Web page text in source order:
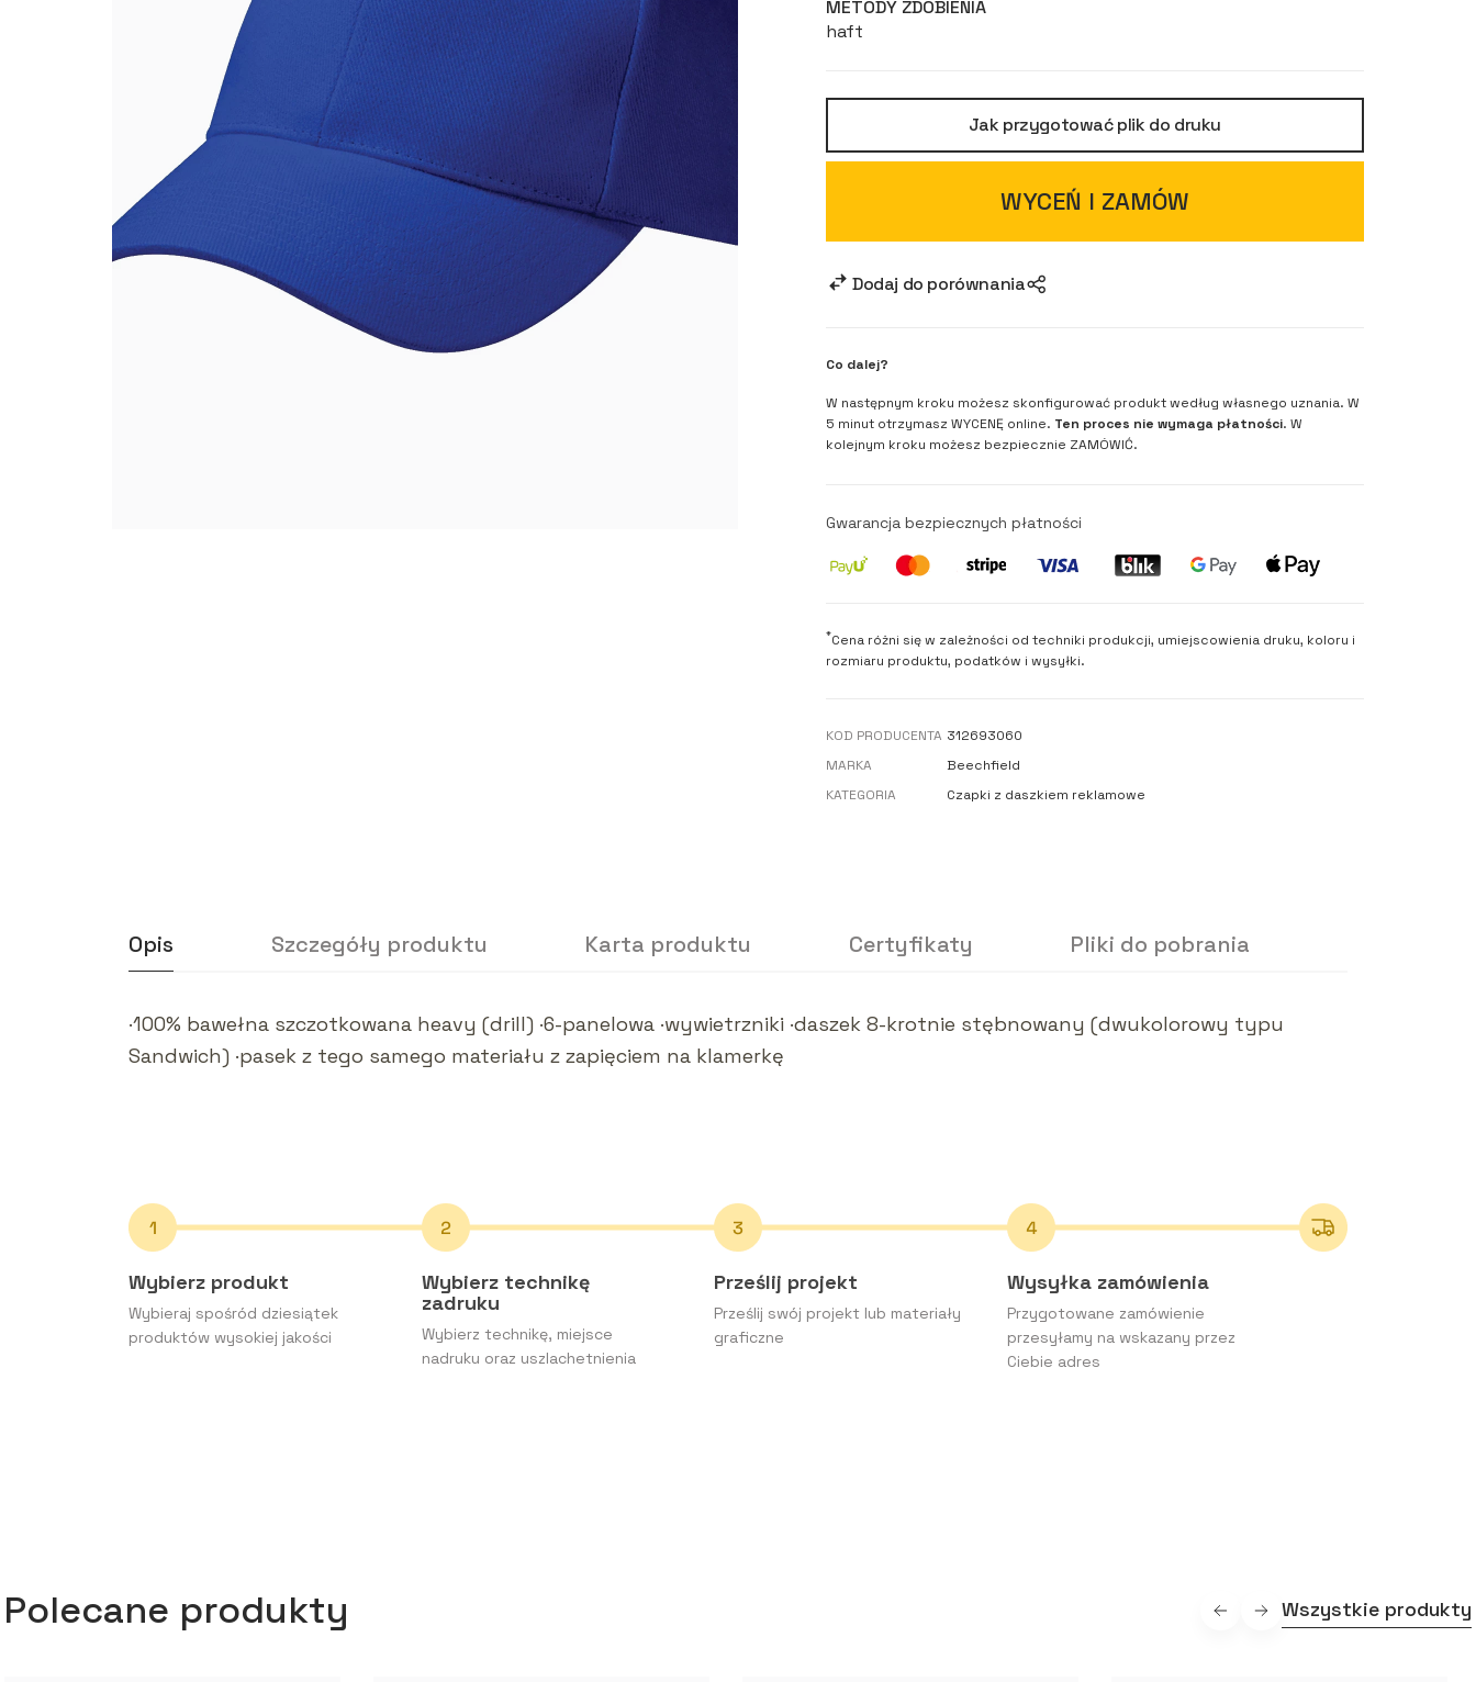
METODY ZDOBIENIA
haft
Jak przygotować plik do druku
WYCEŃ I ZAMÓW
Dodaj do porównania
Co dalej?
W następnym kroku możesz skonfigurować produkt według własnego uznania. W
5 minut otrzymasz WYCENĘ online. Ten proces nie wymaga płatności. W
kolejnym kroku możesz bezpiecznie ZAMÓWIĆ.
Gwarancja bezpiecznych płatności
*Cena różni się w zależności od techniki produkcji, umiejscowienia druku, koloru i
rozmiaru produktu, podatków i wysyłki.
KOD PRODUCENTA 312693060
MARKA
Beechfield
KATEGORIA
Czapki z daszkiem reklamowe
Opis Szczegóły produktu Karta produktu Certyfikaty Pliki do pobrania
·100% bawełna szczotkowana heavy (drill) ·6-panelowa ·wywietrzniki ·daszek 8-krotnie stębnowany (dwukolorowy typu
Sandwich) ·pasek z tego samego materiału z zapięciem na klamerkę
Wybierz produkt
Wybieraj spośród dziesiątek
produktów wysokiej jakości
Wybierz technikę
zadruku
Wybierz technikę, miejsce
nadruku oraz uszlachetnienia
Prześlij projekt
Prześlij swój projekt lub materiały
graficzne
Wysyłka zamówienia
Przygotowane zamówienie
przesyłamy na wskazany przez
Ciebie adres
Polecane produkty Wszystkie produkty